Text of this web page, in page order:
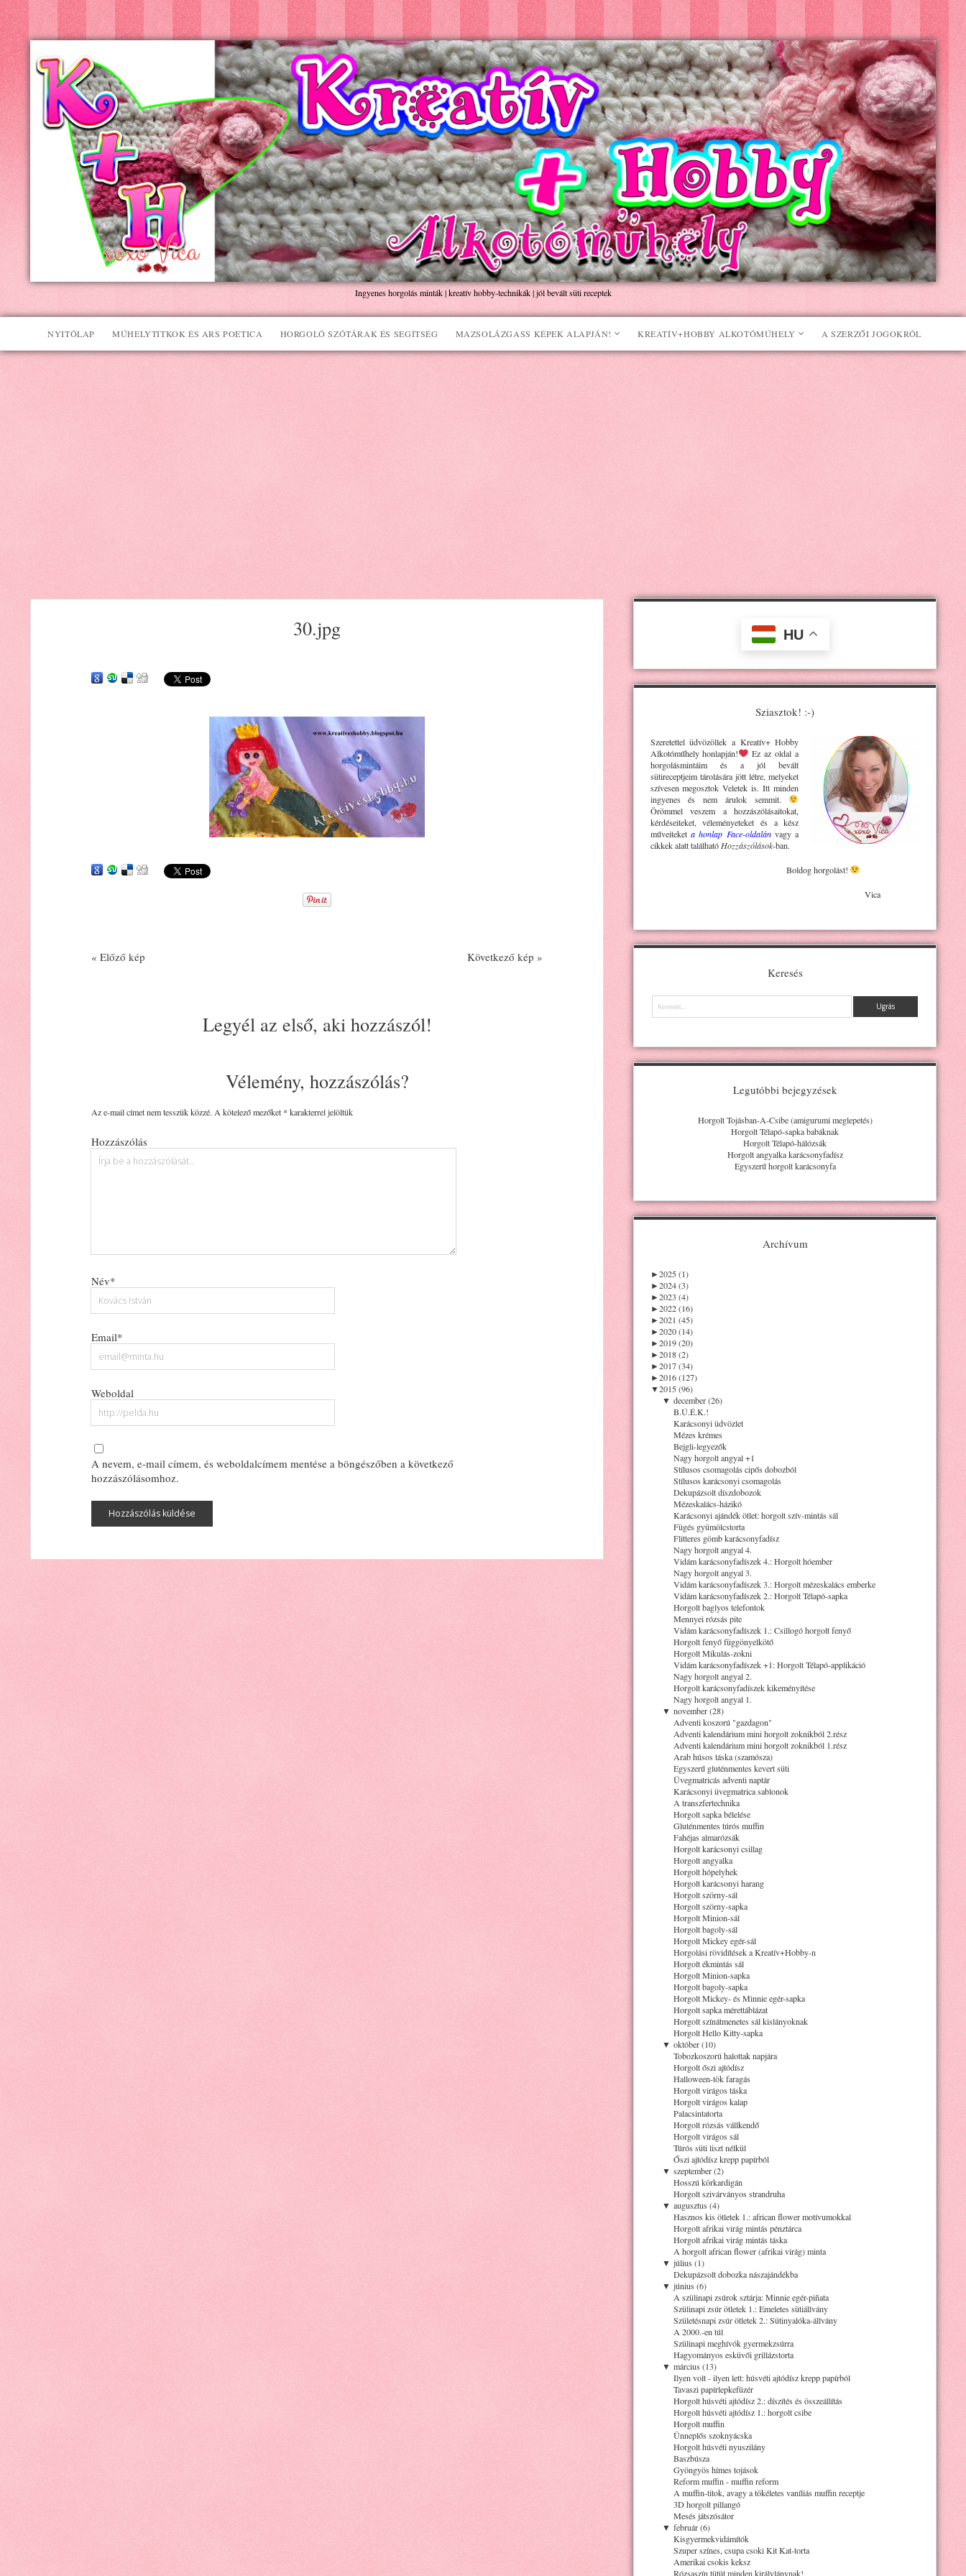
Kreatív+Hobby
Alkotóműhely
Ingyenes horgolás minták | kreatív hobby-technikák | jól bevált süti receptek
NYITÓLAP MŰHELYTITKOK ÉS ARS POETICA HORGOLÓ SZÓTÁRAK ÉS SEGÍTSÉG MAZSOLÁZGASS KÉPEK ALAPJÁN! KREATÍV+HOBBY ALKOTÓMŰHELY A SZERZŐI JOGOKRÓL
30.jpg
« Előző kép Következő kép »
Legyél az első, aki hozzászól!
Vélemény, hozzászólás?
Az e-mail címet nem tesszük közzé. A kötelező mezőket * karakterrel jelöltük
Hozzászólás
Név*
Email*
Weboldal
A nevem, e-mail címem, és weboldalcímem mentése a böngészőben a következő
hozzászólásomhoz.
HU
Sziasztok! :-)
Szeretettel üdvözöllek a Kreatív+ Hobby
Alkotóműhelyhonlapján!
Ez az oldal a
horgolásmintáim és a jól bevált
sütireceptjeim tárolására jött létre, melyeket
szívesen megosztok Veletek is. Itt minden
ingyenes és nem árulok semmit.
Örömmel veszem a hozzászólásaitokat,
kérdéseiteket, véleményeteket és a kész
műveiteket a honlap Face-oldalánvagy a
cikkek alatt található Hozzászólások-ban.
Boldog horgolást!
Vica
Keresés
Keresés
Legutóbbi bejegyzések
Horgolt Tojásban-A-Csibe (amigurumi meglepetés)
Horgolt Télapó-sapka babáknak
Horgolt Télapó-hálózsák
Horgolt angyalka karácsonyfadísz
Egyszerű horgolt karácsonyfa
Archívum
►2025 (1)
►2024 (3)
►2023 (4)
►2022 (16)
►2021 (45)
►2020 (14)
►2019 (20)
►2018 (2)
►2017 (34)
►2016 (127)
▼2015 (96)
▼ december (26)
B.Ú.É.K.!
Karácsonyi üdvözlet
Mézes krémes
Bejgli-legyezők
Nagy horgolt angyal +1
Stílusos csomagolás cipős dobozból
Stílusos karácsonyi csomagolás
Dekupázsolt díszdobozok
Mézeskalács-házikó
Karácsonyi ajándék ötlet: horgolt szív-mintás sál
Fügés gyümölcstorta
Flitteres gömb karácsonyfadísz
Nagy horgolt angyal 4.
Vidám karácsonyfadíszek 4.: Horgolt hóember
Nagy horgolt angyal 3.
Vidám karácsonyfadíszek 3.: Horgolt mézeskalács emberke
Vidám karácsonyfadíszek 2.: Horgolt Télapó-sapka
Horgolt baglyos telefontok
Mennyei rózsás pite
Vidám karácsonyfadíszek 1.: Csillogó horgolt fenyő
Horgolt fenyő függönyelkötő
Horgolt Mikulás-zokni
Vidám karácsonyfadíszek +1: Horgolt Télapó-applikáció
Nagy horgolt angyal 2.
Horgolt karácsonyfadíszek kikeményítése
Nagy horgolt angyal 1.
▼ november (28)
Adventi koszorú "gazdagon"
Adventi kalendárium mini horgolt zoknikból 2.rész
Adventi kalendárium mini horgolt zoknikból 1.rész
Arab húsos táska (szamósza)
Egyszerű gluténmentes kevert süti
Üvegmatricás adventi naptár
Karácsonyi üvegmatrica sablonok
A transzfertechnika
Horgolt sapka bélelése
Gluténmentes túrós muffin
Fahéjas almarózsák
Horgolt karácsonyi csillag
Horgolt angyalka
Horgolt hópelyhek
Horgolt karácsonyi harang
Horgolt szörny-sál
Horgolt szörny-sapka
Horgolt Minion-sál
Horgolt bagoly-sál
Horgolt Mickey egér-sál
Horgolási rövidítések a Kreatív+Hobby-n
Horgolt ékmintás sál
Horgolt Minion-sapka
Horgolt bagoly-sapka
Horgolt Mickey- és Minnie egér-sapka
Horgolt sapka mérettáblázat
Horgolt színátmenetes sál kislányoknak
Horgolt Hello Kitty-sapka
▼ október (10)
Tobozkoszorú halottak napjára
Horgolt őszi ajtódísz
Halloween-tök faragás
Horgolt virágos táska
Horgolt virágos kalap
Palacsintatorta
Horgolt rózsás vállkendő
Horgolt virágos sál
Túrós süti liszt nélkül
Őszi ajtódísz krepp papírból
▼ szeptember (2)
Hosszú körkardigán
Horgolt szivárványos strandruha
▼ augusztus (4)
Hasznos kis ötletek 1.: african flower motívumokkal
Horgolt afrikai virág mintás pénztárca
Horgolt afrikai virág mintás táska
A horgolt african flower (afrikai virág) minta
▼ július (1)
Dekupázsolt dobozka nászajándékba
▼ június (6)
A szülinapi zsúrok sztárja: Minnie egér-piñata
Szülinapi zsúr ötletek 1.: Emeletes sütiállvány
Születésnapi zsúr ötletek 2.: Sütinyalóka-állvány
A 2000.-en túl
Szülinapi meghívók gyermekzsúrra
Hagyományos esküvői grillázstorta
▼ március (13)
Ilyen volt - ilyen lett: húsvéti ajtódísz krepp papírból
Tavaszi papírlepkefüzér
Horgolt húsvéti ajtódísz 2.: díszítés és összeállítás
Horgolt húsvéti ajtódísz 1.: horgolt csibe
Horgolt muffin
Ünneplős szoknyácska
Horgolt húsvéti nyuszilány
Baszbúsza
Gyöngyös hímes tojások
Reform muffin - muffin reform
A muffin-titok, avagy a tökéletes vaníliás muffin receptje
3D horgolt pillangó
Mesés játszósátor
▼ február (6)
Kisgyermekvidámítók
Szuper színes, csupa csoki Kit Kat-torta
Amerikai csokis keksz
Rózsaszín tütüt minden királylánynak!